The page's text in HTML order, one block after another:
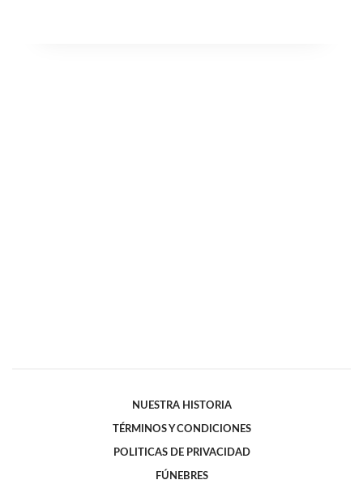
NUESTRA HISTORIA
TÉRMINOS Y CONDICIONES
POLITICAS DE PRIVACIDAD
FÚNEBRES